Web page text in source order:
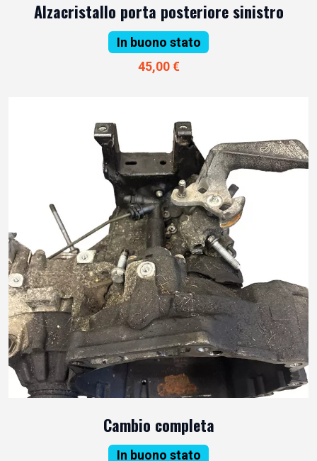
Alzacristallo porta posteriore sinistro
In buono stato
45,00 €
Cambio completa
In buono stato